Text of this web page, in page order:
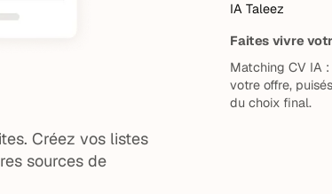
Créez vos listes
sources de
IA Taleez
Faites vivre
Matching CV IA
votre offre,
du choix final.